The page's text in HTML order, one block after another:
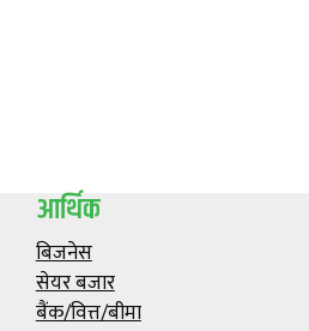
आर्थिक
बिजनेस
सेयर बजार
बैंक/वित्त/बीमा